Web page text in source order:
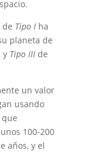
de Tipo Iha
planeta de
y Tipo IIIde
un valor
usando
100-200
años, y el